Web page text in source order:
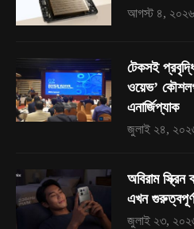
আগস্ট ৪, ২০২৬
টেকসই
ওয়েভ’
এনার্জিপ্যাক
জুলাই ২৪,
অবিরাম
এখন গুরুত্বপূর্ণ
জুলাই ২৩,